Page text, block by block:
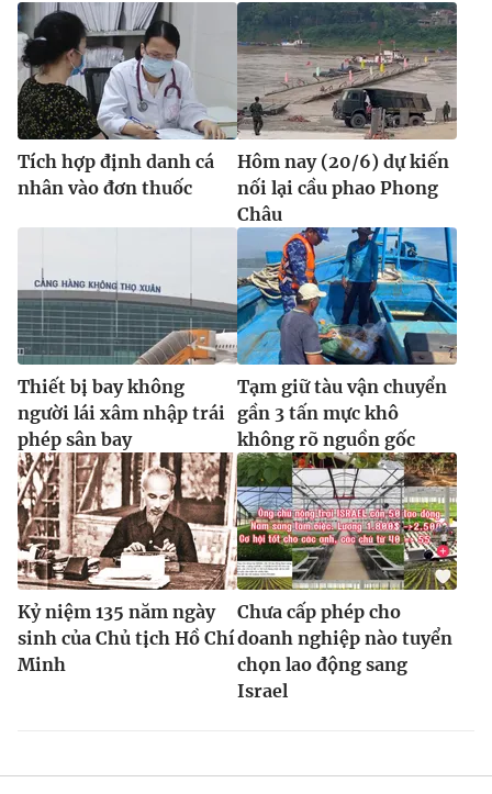
Tích hợp định danh cá
nhân vào đơn thuốc
Hôm nay (20/6) dự kiến
nối lại cầu phao Phong
Châu
Thiết bị bay không
người lái xâm nhập trái
phép sân bay
Tạm giữ tàu vận chuyển
gần 3 tấn mực khô
không rõ nguồn gốc
Kỷ niệm 135 năm ngày
sinh của Chủ tịch Hồ Chí
Minh
Chưa cấp phép cho
doanh nghiệp nào tuyển
chọn lao động sang
Israel